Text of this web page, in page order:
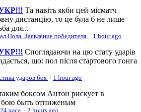
Та навіть якби цей місматч
дистанцію, то це була б не лише
для...
Пола. Заявление победителя · 1 hour ago
Споглядаючи на цю стату ударів
що: пол після стартового гонга
ударов боя · 1 hour ago
боксом Антон рискует в
быть отпиженым
часа · 2 hours ago